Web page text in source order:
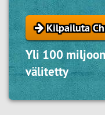
Kilpailuta
Yli 100
välitetty